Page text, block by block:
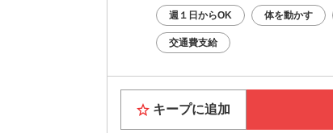
週１日からOK 体を動かす
交通費支給
キープに追加